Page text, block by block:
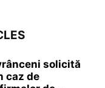
solicită
caz de